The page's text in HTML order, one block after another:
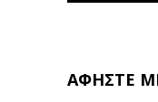
ΑΦΉΣΤΕ